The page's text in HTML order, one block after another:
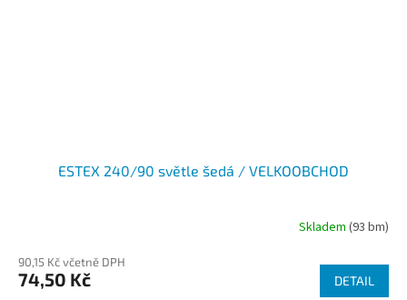
ESTEX 240/90 světle šedá / VELKOOBCHOD
Skladem (93 bm)
90,15 Kč včetně DPH
74,50 Kč DETAIL